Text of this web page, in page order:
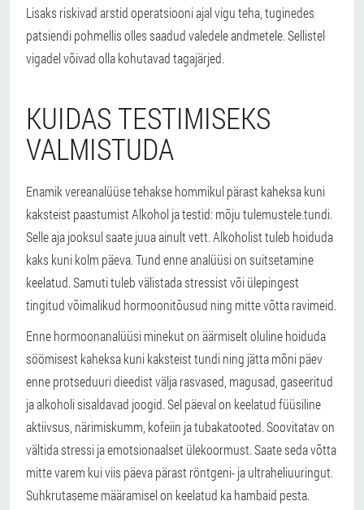
Lisaks riskivad arstid operatsiooni ajal vigu teha, tuginedes
patsiendi pohmellis olles saadud valedele andmetele. Sellistel
vigadel võivad olla kohutavad tagajärjed.
KUIDAS TESTIMISEKS
VALMISTUDA
Enamik vereanalüüse tehakse hommikul pärast kaheksa kuni
kaksteist paastumist Alkohol ja testid: mõju tulemustele.tundi.
Selle aja jooksul saate juua ainult vett. Alkoholist tuleb hoiduda
kaks kuni kolm päeva. Tund enne analüüsi on suitsetamine
keelatud. Samuti tuleb välistada stressist või ülepingest
tingitud võimalikud hormoonitõusud ning mitte võtta ravimeid.
Enne hormoonanalüüsi minekut on äärmiselt oluline hoiduda
söömisest kaheksa kuni kaksteist tundi ning jätta mõni päev
enne protseduuri dieedist välja rasvased, magusad, gaseeritud
ja alkoholi sisaldavad joogid. Sel päeval on keelatud füüsiline
aktiivsus, närimiskumm, kofeiin ja tubakatooted. Soovitatav on
vältida stressi ja emotsionaalset ülekoormust. Saate seda võtta
mitte varem kui viis päeva pärast röntgeni- ja ultraheliuuringut.
Suhkrutaseme määramisel on keelatud ka hambaid pesta.